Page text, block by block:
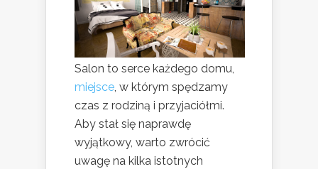
Salon to serce każdego domu,
miejsce, w którym spędzamy
czas z rodziną i przyjaciółmi.
Aby stał się naprawdę
wyjątkowy, warto zwrócić
uwagę na kilka istotnych